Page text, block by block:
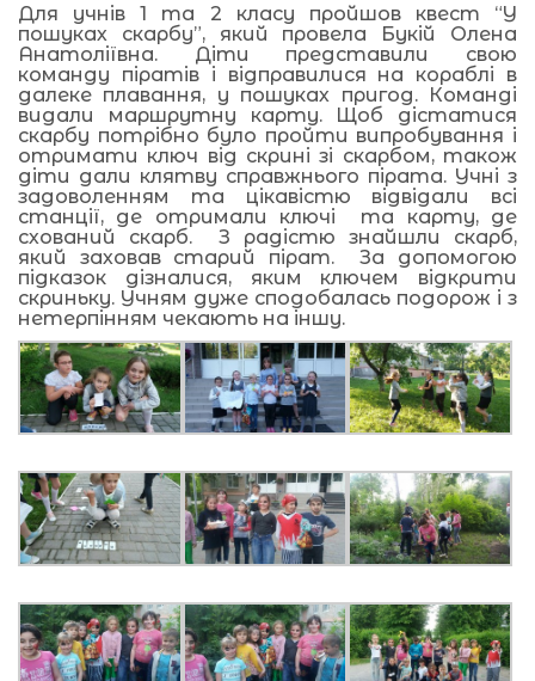
Для учнів 1 та 2 класу пройшов квест “У
пошуках скарбу”, який провела Букій Олена
Анатоліївна. Діти представили свою
команду піратів і відправилися на кораблі в
далеке плавання, у пошуках пригод. Команді
видали маршрутну карту. Щоб дістатися
скарбу потрібно було пройти випробування і
отримати ключ від скрині зі скарбом, також
діти дали клятву справжнього пірата. Учні з
задоволенням та цікавістю відвідали всі
станції, де отримали ключі та карту, де
схований скарб. З радістю знайшли скарб,
який заховав старий пірат. За допомогою
підказок дізналися, яким ключем відкрити
скриньку. Учням дуже сподобалась подорож і з
нетерпінням чекають на іншу.